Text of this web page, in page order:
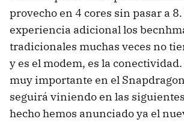
provecho en 4 cores sin pasar a
experiencia adicional los
tradicionales muchas veces no
y es el modem, es la
muy importante en el
seguirá viniendo en las
hecho hemos anunciado ya el